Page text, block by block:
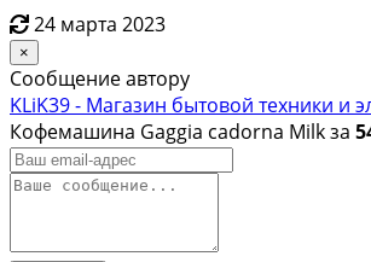
24 марта 2023
×
Сообщение автору
KLiK39 - Магазин бытовой техники и
Кофемашина Gaggia cadorna Milk за